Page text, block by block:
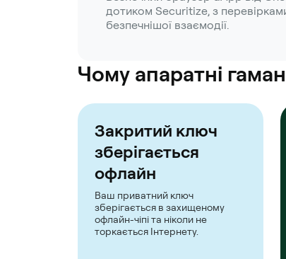
дотиком Securitize, з
безпечнішої взаємодії.
Чому апаратні
Закритий ключ
зберігається
офлайн
Ваш приватний ключ
зберігається в захищеному
офлайн-чіпі та ніколи не
торкається Інтернету.